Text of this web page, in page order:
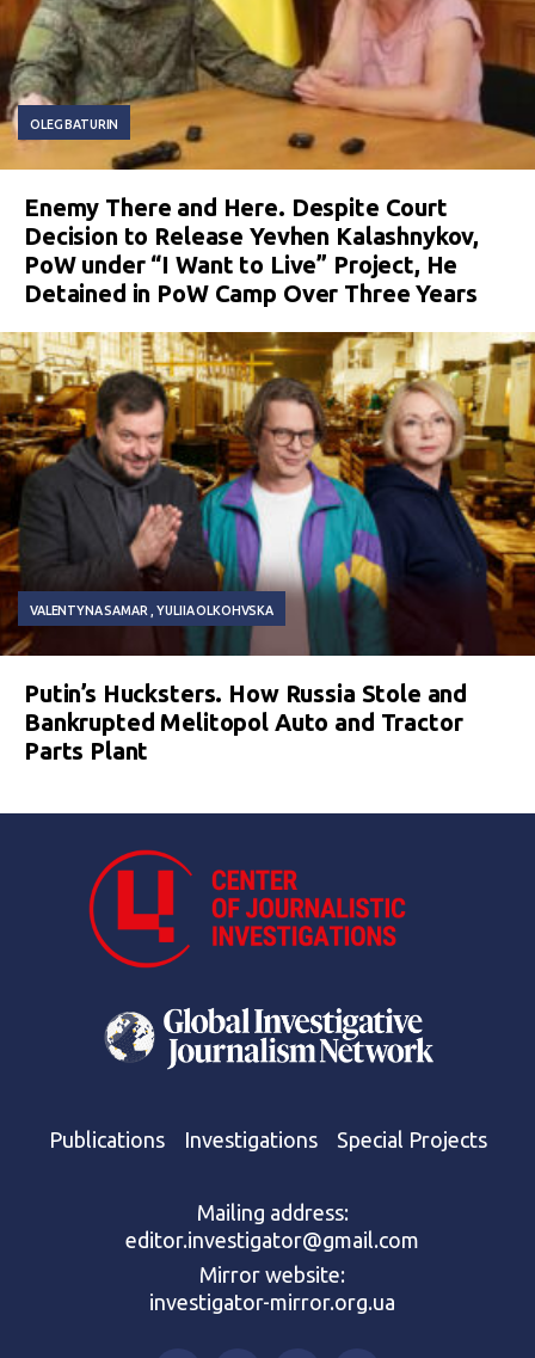
OLEG BATURIN
Enemy There and Here. Despite Court
Decision to Release Yevhen Kalashnykov,
PoW under “I Want to Live” Project, He
Detained in PoW Camp Over Three Years
VALENTYNA SAMAR YULIIA OLKOHVSKA
Putin’s Hucksters. How Russia Stole and
Bankrupted Melitopol Auto and Tractor
Parts Plant
Publications Investigations Special Projects
Mailing address:
editor.investigator@gmail.com
Mirror website:
investigator-mirror.org.ua